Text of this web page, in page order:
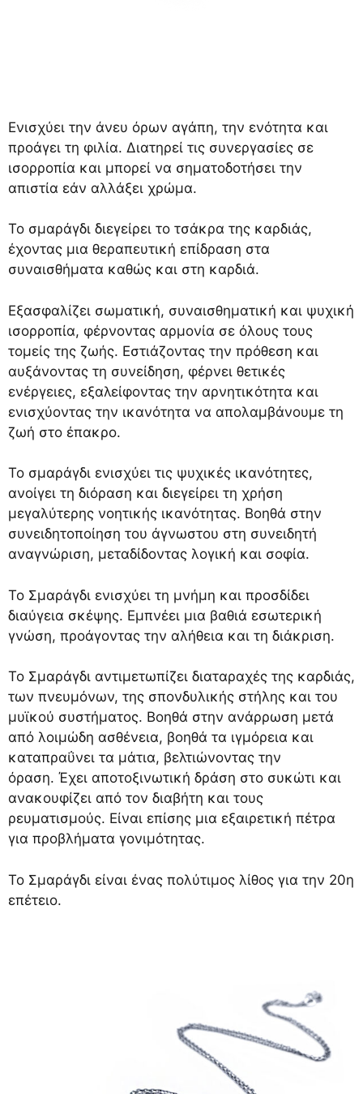
Ενισχύει την άνευ όρων αγάπη, την ενότητα και
προάγει τη φιλία. Διατηρεί τις συνεργασίες σε
ισορροπία και μπορεί να σηματοδοτήσει την
απιστία εάν αλλάξει χρώμα.
Το σμαράγδι διεγείρει το τσάκρα της καρδιάς,
έχοντας μια θεραπευτική επίδραση στα
συναισθήματα καθώς και στη καρδιά.
Εξασφαλίζει σωματική, συναισθηματική και ψυχική
ισορροπία, φέρνοντας αρμονία σε όλους τους
τομείς της ζωής. Εστιάζοντας την πρόθεση και
αυξάνοντας τη συνείδηση, φέρνει θετικές
ενέργειες, εξαλείφοντας την αρνητικότητα και
ενισχύοντας την ικανότητα να απολαμβάνουμε τη
ζωή στο έπακρο.
Το σμαράγδι ενισχύει τις ψυχικές ικανότητες,
ανοίγει τη διόραση και διεγείρει τη χρήση
μεγαλύτερης νοητικής ικανότητας. Βοηθά στην
συνειδητοποίηση του άγνωστου στη συνειδητή
αναγνώριση, μεταδίδοντας λογική και σοφία.
Το Σμαράγδι ενισχύει τη μνήμη και προσδίδει
διαύγεια σκέψης. Εμπνέει μια βαθιά εσωτερική
γνώση, προάγοντας την αλήθεια και τη διάκριση.
Το Σμαράγδι αντιμετωπίζει διαταραχές της καρδιάς,
των πνευμόνων, της σπονδυλικής στήλης και του
μυϊκού συστήματος. Βοηθά στην ανάρρωση μετά
από λοιμώδη ασθένεια, βοηθά τα ιγμόρεια και
καταπραΰνει τα μάτια, βελτιώνοντας την
όραση. Έχει αποτοξινωτική δράση στο συκώτι και
ανακουφίζει από τον διαβήτη και τους
ρευματισμούς. Είναι επίσης μια εξαιρετική πέτρα
για προβλήματα γονιμότητας.
Το Σμαράγδι είναι ένας πολύτιμος λίθος για την 20η
επέτειο.